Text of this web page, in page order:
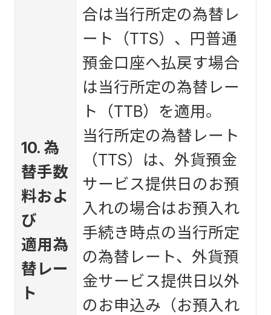
10. 為
替手数
料およ
び
適用為
替レー
ト
合は当行所定の為替レ
ート（TTS）、円普通
預金口座へ払戻す場合
は当行所定の為替レー
ト（TTB）を適用。
当行所定の為替レート
（TTS）は、外貨預金
サービス提供日のお預
入れの場合はお預入れ
手続き時点の当行所定
の為替レート、外貨預
金サービス提供日以外
のお申込み（お預入れ